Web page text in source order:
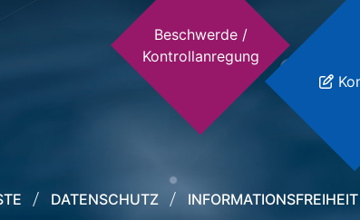
DATENSCHUTZ INFORMATIONSFREIHEIT
Beschwerde /
Kontrollanregung